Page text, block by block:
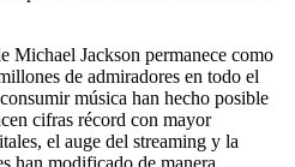
Michael Jackson permanece como
de admiradores en todo el
música han hecho posible
cifras récord con mayor
el auge del streaming y la